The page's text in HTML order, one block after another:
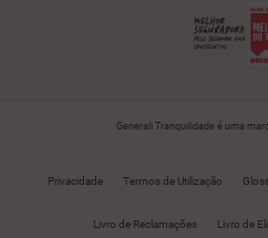
Generali Tranquilidade é uma
Privacidade Termos de Utilização
Livro de Reclamações Livro de